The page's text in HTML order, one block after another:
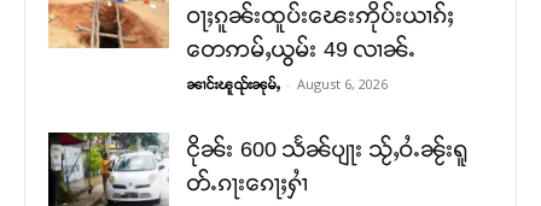
ဝႃႈၵူၼ်းထူပ်းၽေးဢိုပ်းယၢၵ်ႈ
တေဢမ်ႇယွမ်း 49 လၢၼ်ႉ
ၼၢင်းၽူၺ်းၼုမ်ႇ - August 6, 2026
ငိုၼ်း 600 သႅၼ်ပျႃး သႂ်ႇဝႆႉၼႂ်းရူ
တ်ႉၵႃးၵေႃႈႁၢႆ